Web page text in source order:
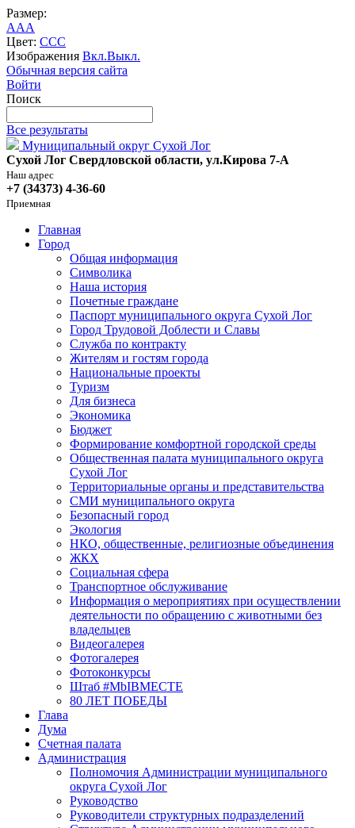
Размер:
AAA
Цвет: CCC
Изображения Вкл.Выкл.
Обычная версия сайта
Войти
Поиск
Все результаты
Муниципальный округ Сухой Лог
Сухой Лог Свердловской области, ул.Кирова 7-А
Наш адрес
+7 (34373) 4-36-60
Приемная
Главная
Город
Общая информация
Символика
Наша история
Почетные граждане
Паспорт муниципального округа Сухой Лог
Город Трудовой Доблести и Славы
Служба по контракту
Жителям и гостям города
Национальные проекты
Туризм
Для бизнеса
Экономика
Бюджет
Формирование комфортной городской среды
Общественная палата муниципального округа
Сухой Лог
Территориальные органы и представительства
СМИ муниципального округа
Безопасный город
Экология
НКО, общественные, религиозные объединения
ЖКХ
Социальная сфера
Транспортное обслуживание
Информация о мероприятиях при осуществлении
деятельности по обращению с животными без
владельцев
Видеогалерея
Фотогалерея
Фотоконкурсы
Штаб #MbIBMECTE
80 ЛЕТ ПОБЕДЫ
Глава
Дума
Счетная палата
Администрация
Полномочия Администрации муниципального
округа Сухой Лог
Руководство
Руководители структурных подразделений